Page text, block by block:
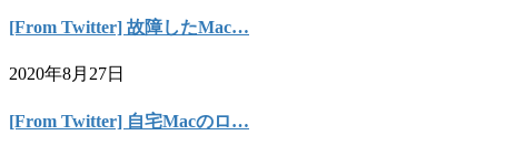
[From Twitter] 故障したMac…
2020年8月27日
[From Twitter] 自宅Macのロ…